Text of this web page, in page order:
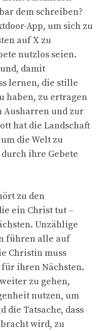
dem schreiben?
App, um sich zu
auf X zu
nutzlos seien.
damit
lernen, die stille
haben, zu ertragen
Ausharren und zur
hat die Landschaft
die Welt zu
ihre Gebete
zu den
ein Christ tut –
Unzählige
führen alle auf
Christin muss
ihren Nächsten.
zu gehen,
nutzen, um
die Tatsache, dass
wird, zu